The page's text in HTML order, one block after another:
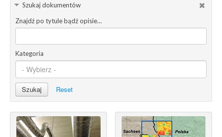
Szukaj dokumentów
Znajdź po tytule bądź opisie…
Kategoria
Szukaj Reset